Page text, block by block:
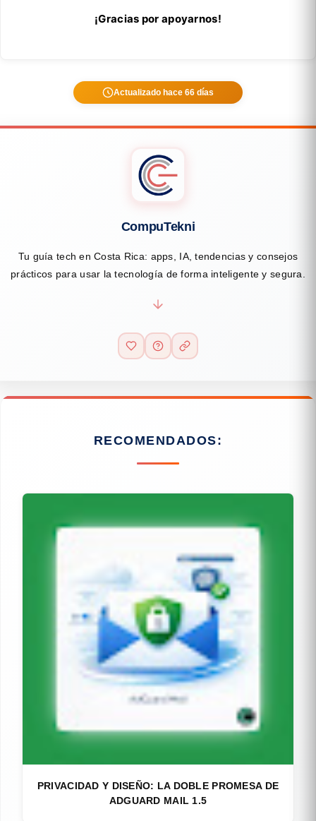
¡Gracias por apoyarnos!
Actualizado hace 66 días
CompuTekni
Tu guía tech en Costa Rica: apps, IA, tendencias y consejos
prácticos para usar la tecnología de forma inteligente y segura.
RECOMENDADOS:
PRIVACIDAD Y DISEÑO: LA DOBLE PROMESA DE
ADGUARD MAIL 1.5